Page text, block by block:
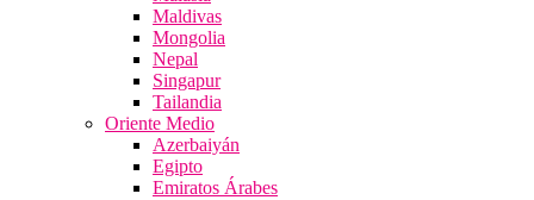
Maldivas
Mongolia
Nepal
Singapur
Tailandia
Oriente Medio
Azerbaiyán
Egipto
Emiratos Árabes